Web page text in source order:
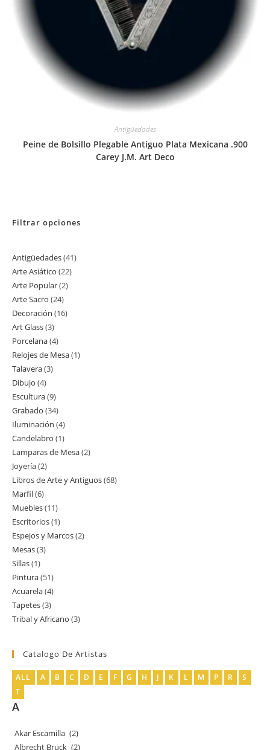
Antigüedades
Peine de Bolsillo Plegable Antiguo Plata Mexicana .900
Carey J.M. Art Deco
Filtrar opciones
Antigüedades 4141
Arte Asiático 2222
Arte Popular 22
Arte Sacro 2424
productos
Decoración 1616
Art Glass 33
productos
Porcelana 44
productos
Relojes de Mesa 11
Talavera 33
Dibujo 44
productos
Escultura 99
productos
Grabado 3434
productos
Iluminación 44
productos
Candelabro 11
producto
Lamparas de Mesa 22
Joyería 22
productos
Libros de Arte y Antiguos 6868
Marfil 66
productos
Muebles 1111
productos
Escritorios 11
producto
Espejos y Marcos 22
Mesas 33
Sillas 11
producto
Pintura 5151
productos
Acuarela 44
productos
Tapetes 33
productos
Tribal y Africano 33
Catalogo De Artistas
ALL A B C D E F G H J K L M P R
S
T
A
Akar Escamilla (2)
Albrecht Bruck (2)